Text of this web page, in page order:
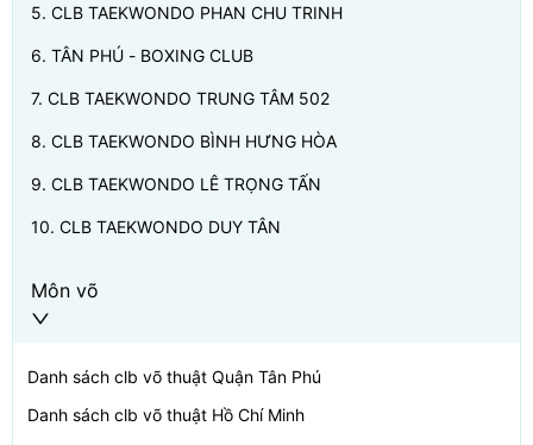
5. CLB TAEKWONDO PHAN CHU TRINH
6. TÂN PHÚ - BOXING CLUB
7. CLB TAEKWONDO TRUNG TÂM 502
8. CLB TAEKWONDO BÌNH HƯNG HÒA
9. CLB TAEKWONDO LÊ TRỌNG TẤN
10. CLB TAEKWONDO DUY TÂN
Môn võ
Danh sách clb võ thuật Quận Tân Phú
Danh sách clb võ thuật Hồ Chí Minh